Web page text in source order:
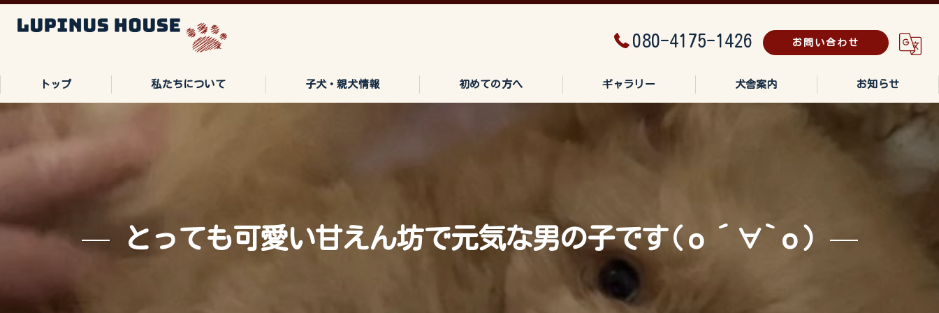
080-4175-1426 お問い合わせ
トップ 私たちについて 子犬・親犬情報 初めての方へ ギャラリー 犬舎案内 お知らせ
とっても可愛い甘えん坊で元気な男の子です(о´∀`о)